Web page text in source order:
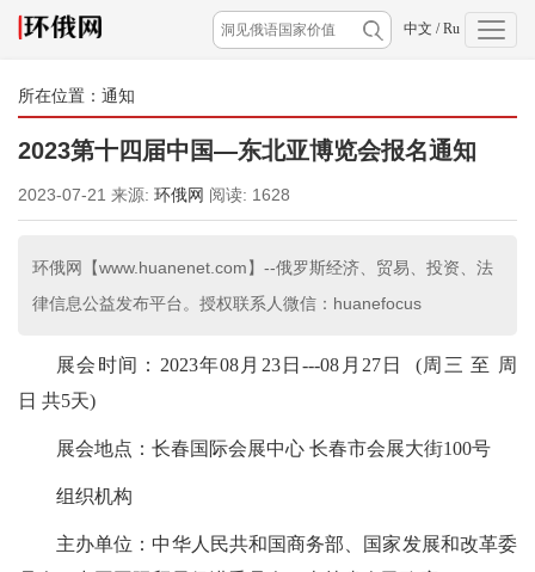
中文 / Ru
所在位置： 通知
2023第十四届中国—东北亚博览会报名通知
2023-07-21 来源: 环俄网 阅读: 1628
环俄网【www.huanenet.com】--俄罗斯经济、贸易、投资、法
律信息公益发布平台。授权联系人微信：huanefocus
展会时间：2023年08月23日---08月27日 (周三 至 周
日 共5天)
展会地点：长春国际会展中心 长春市会展大街100号
组织机构
主办单位：中华人民共和国商务部、国家发展和改革委